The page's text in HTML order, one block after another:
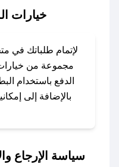
لا تقلق! يمكنك
الرسائل الخاصة
وسنقوم بحل
مراسلتنا مباشرة
خيارات
لإتمام طلباتك في
مجموعة من خيارات
الدفع باستخدام
سياسة الإرجاع